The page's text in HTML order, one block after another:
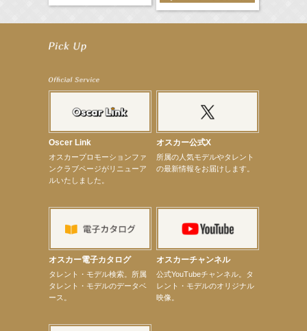
【elfin’】7thシングル『全世界』がFMたいはくでO.A.決定♪
【elfin’】7thシングル『全世界』がFM TANABEでO.A.決定♪
【昆虫ハンター牧田習】宝塚市立手塚治虫記念館トークショー＆宝塚文化芸術センター昆虫展示イ
【昆虫ハンター牧田習】8月13日（木）プライムツリー赤池「ふれあい昆虫フェスティバル」トーク
【井頭愛海】『小さなお葬式』TV-CM出演！
【定本楓馬】WEB DIGVII 連載企画『東京23時』に登場！
【髙橋ひかる】7月雑誌掲載情報
【elfin’】7thシングル『全世界』がFMふくろうでパワープレイO.A.決定
【上戸彩】「サントリードリームマッチ2026」 始球式
【elfin’】9月27日（日）「Beauty Voice Theater Reboot Vol.3」開催決定！
【本田紗来】「Ray」9月号発売中！
【宇垣美里】「マンガ【推しの子】展‐星のキセキ‐」オープニングイベント
【昆虫ハンター牧田習】7月25日（土）NHKラジオ「石丸謙二郎の山カフェ」出演
Oscer Link
オスカープロモーションファ
ンクラブページがリニューア
ルいたしました。
オスカー公式X
所属の人気モデルやタレント
の最新情報をお届けします。
オスカー電子カタログ
タレント・モデル検索。所属
タレント・モデルのデータベ
ース。
オスカーチャンネル
公式YouTubeチャンネル。タ
レント・モデルのオリジナル
映像。